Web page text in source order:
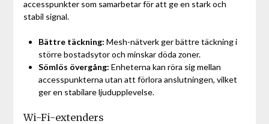
accesspunkter som samarbetar för att ge en stark och
stabil signal.
Bättre täckning: Mesh-nätverk ger bättre täckning i
större bostadsytor och minskar döda zoner.
Sömlös övergång: Enheterna kan röra sig mellan
accesspunkterna utan att förlora anslutningen, vilket
ger en stabilare ljudupplevelse.
Wi-Fi-extenders